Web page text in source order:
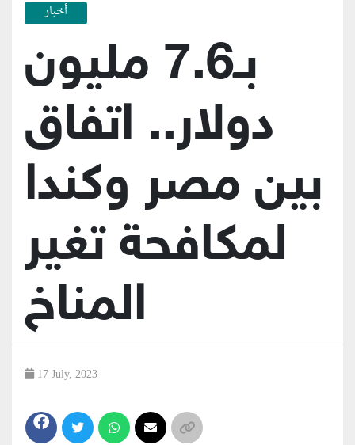
أخبار
بـ7.6 مليون
دولار.. اتفاق
بين مصر وكندا
لمكافحة تغير
المناخ
17 July, 2023